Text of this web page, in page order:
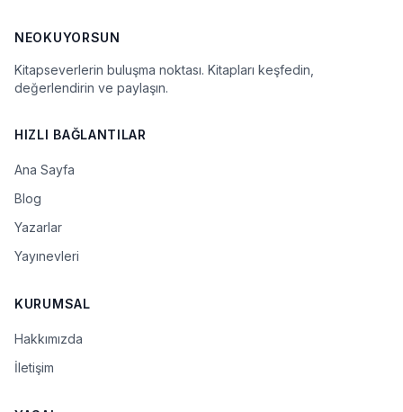
NEOKUYORSUN
Kitapseverlerin buluşma noktası. Kitapları keşfedin,
değerlendirin ve paylaşın.
HIZLI BAĞLANTILAR
Ana Sayfa
Blog
Yazarlar
Yayınevleri
KURUMSAL
Hakkımızda
İletişim